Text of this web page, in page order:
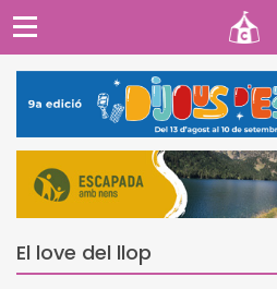
El love del llop